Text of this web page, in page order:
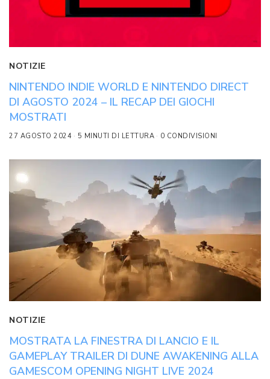
NOTIZIE
NINTENDO INDIE WORLD E NINTENDO DIRECT
DI AGOSTO 2024 – IL RECAP DEI GIOCHI
MOSTRATI
27 AGOSTO 2024 5 MINUTI DI LETTURA 0 CONDIVISIONI
NOTIZIE
MOSTRATA LA FINESTRA DI LANCIO E IL
GAMEPLAY TRAILER DI DUNE AWAKENING ALLA
GAMESCOM OPENING NIGHT LIVE 2024